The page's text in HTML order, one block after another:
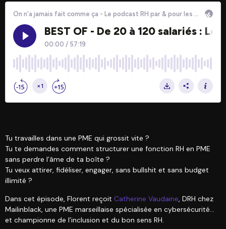
Tu travailles dans une PME qui grossit vite ?
Tu te demandes comment structurer une fonction RH en PME
sans perdre l’âme de ta boîte ?
Tu veux attirer, fidéliser, engager, sans bullshit et sans budget
illimité ?
Dans cet épisode, Florent reçoit Catherine Vaudaine, DRH chez
Mailinblack, une PME marseillaise spécialisée en cybersécurité…
et championne de l’inclusion et du bon sens RH.